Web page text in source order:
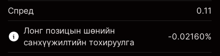
Энэ санхүүгийн зах зээл зөвхөн CFD
арилжаанд зориулагдсан.
Дэлгэрэнгүй мэдээллийг:
Спред 0.11
Лонг позицын шөнийн
санхүүжилтийн тохируулга
-0.02160%